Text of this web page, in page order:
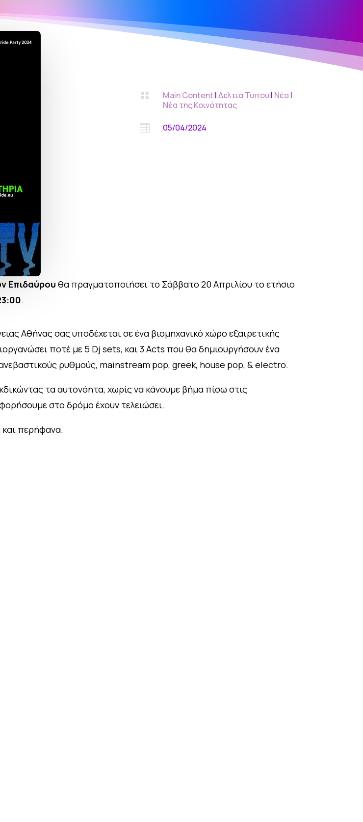
 Main Content |Δελτια Τυπου| Νέα |
Νέα της Κοινότητας
 05/04/2024
Επιδαύρου θα πραγματοποιήσει το Σάββατο 20 Απριλίου το ετήσιο
.
Αθήνας σας υποδέχεται σε ένα βιομηχανικό χώρο εξαιρετικής
ποτέ με 5 Dj sets, και 3 Acts που θα δημιουργήσουν ένα
ρυθμούς, mainstream pop, greek, house pop, & electro.
τα αυτονόητα, χωρίς να κάνουμε βήμα πίσω στις
στο δρόμο έχουν τελειώσει.
και περήφανα.